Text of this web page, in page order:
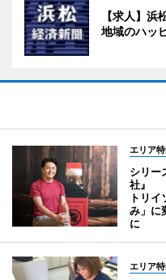
【求人】
地域のハッ
エリア
シリー
社』
トリ
み」に
に
エリア